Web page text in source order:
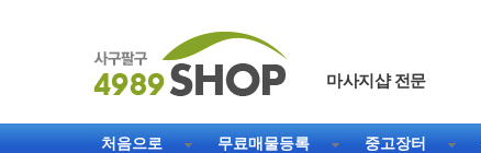
마사지샵 전문
처음으로 무료매물등록 중고장터